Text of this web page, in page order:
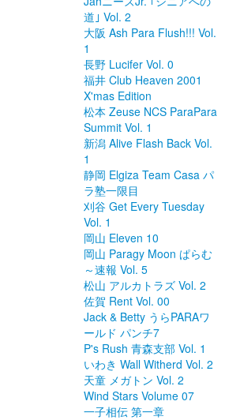
道｣ Vol. 2
大阪 Ash Para Flush!!! Vol.
1
長野 Lucifer Vol. 0
福井 Club Heaven 2001
X'mas Edition
松本 Zeuse NCS ParaPara
Summit Vol. 1
新潟 Alive Flash Back Vol.
1
静岡 Elgiza Team Casa パ
ラ塾一限目
刈谷 Get Every Tuesday
Vol. 1
岡山 Eleven 10
岡山 Paragy Moon ぱらむ
～速報 Vol. 5
松山 アルカトラズ Vol. 2
佐賀 Rent Vol. 00
Jack & Betty うらPARAワ
ールド パンチ7
P's Rush 青森支部 Vol. 1
いわき Wall Witherd Vol. 2
天童 メガトン Vol. 2
Wind Stars Volume 07
一子相伝 第一章